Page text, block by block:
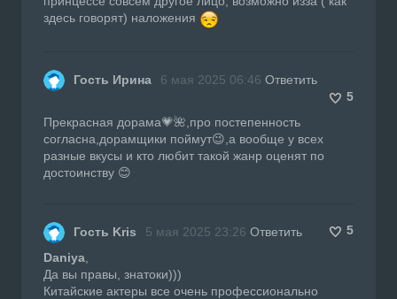
здесь говорят) наложения
Гость Ирина 6 мая 2025 06:46 Ответить
5
Прекрасная дорама💗🌺,про постепенность
согласна,дорамщики поймут😉,а вообще у всех
разные вкусы и кто любит такой жанр оценят по
достоинству 😊
Гость Kris 5 мая 2025 23:26 Ответить
5
Daniya
Да вы правы, знатоки)))
Китайские актеры все очень профессионально